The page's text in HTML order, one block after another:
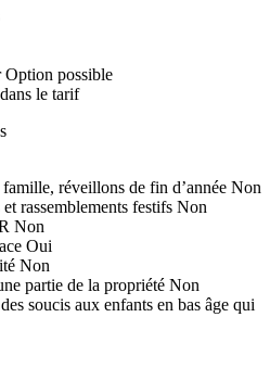
Option possible
le tarif
réveillons de fin d’année Non
rassemblements festifs Non
Non
Oui
Non
partie de la propriété Non
soucis aux enfants en bas âge qui